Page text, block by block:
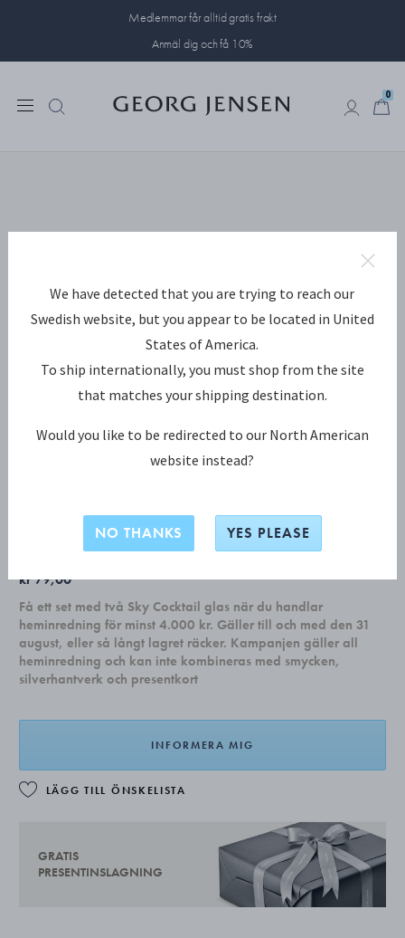
Medlemmar får alltid gratis frakt
Anmäl dig och få 10%
0
KEYRING Gummiband
kr 79,00
Få ett set med två Sky Cocktail glas när du handlar
heminredning för minst 4.000 kr. Gäller till och med den 31
august, eller så långt lagret räcker. Kampanjen gäller all
heminredning och kan inte kombineras med smycken,
silverhantverk och presentkort
INFORMERA MIG
LÄGG TILL ÖNSKELISTA
GRATIS
PRESENTINSLAGNING
We have detected that you are trying to reach our
Swedish website, but you appear to be located in United
States of America.
To ship internationally, you must shop from the site
that matches your shipping destination.
Would you like to be redirected to our North American
website instead?
NO THANKS YES PLEASE